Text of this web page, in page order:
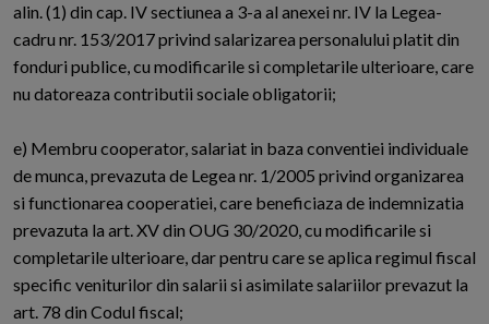
alin. (1) din cap. IV sectiunea a 3-a al anexei nr. IV la Legea-
cadru nr. 153/2017 privind salarizarea personalului platit din
fonduri publice, cu modificarile si completarile ulterioare, care
nu datoreaza contributii sociale obligatorii;
e) Membru cooperator, salariat in baza conventiei individuale
de munca, prevazuta de Legea nr. 1/2005 privind organizarea
si functionarea cooperatiei, care beneficiaza de indemnizatia
prevazuta la art. XV din OUG 30/2020, cu modificarile si
completarile ulterioare, dar pentru care se aplica regimul fiscal
specific veniturilor din salarii si asimilate salariilor prevazut la
art. 78 din Codul fiscal;